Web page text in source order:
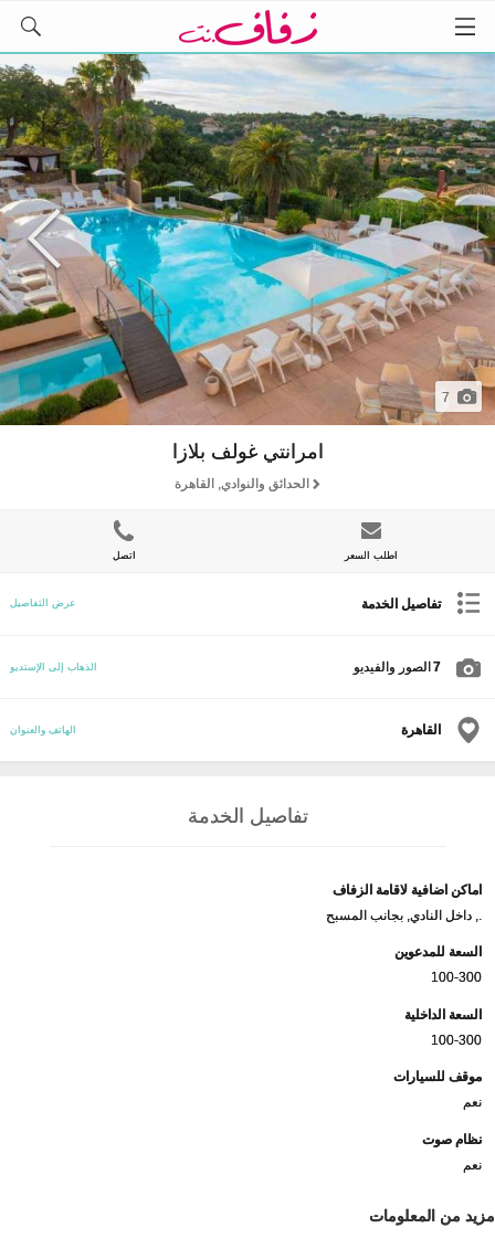
7
امرانتي غولف بلازا
الحدائق والنوادي, القاهرة
اطلب السعر اتصل
تفاصيل الخدمة عرض التفاصيل
7 الصور والفيديو الذهاب إلى الإستديو
القاهرة الهاتف والعنوان
تفاصيل الخدمة
اماكن اضافية لاقامة الزفاف
., داخل النادي, بجانب المسبح
السعة للمدعوين
100-300
السعة الداخلية
100-300
موقف للسيارات
نعم
نظام صوت
نعم
مزيد من المعلومات